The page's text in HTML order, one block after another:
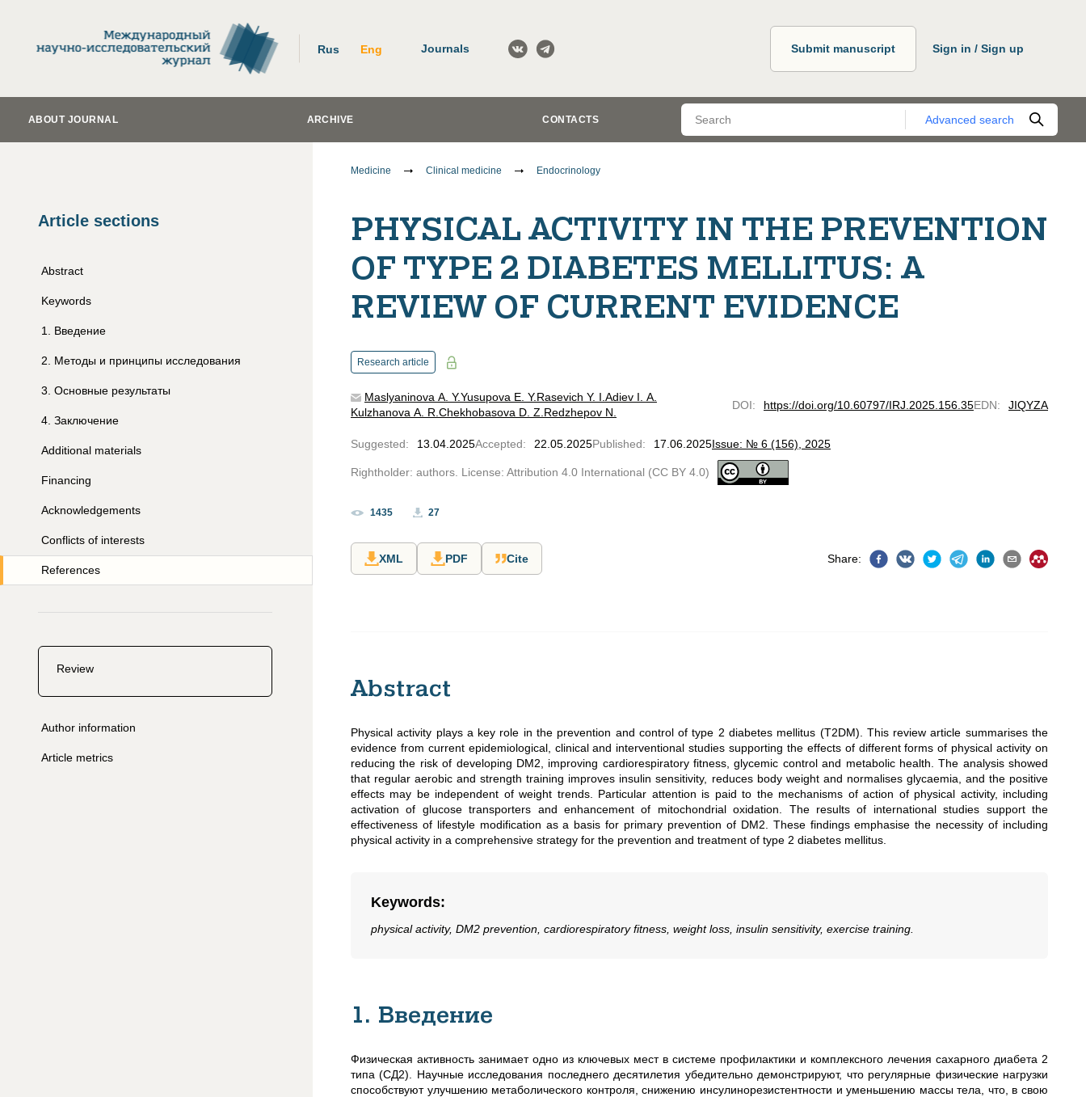
Rus Eng Journals Submit manuscript Sign in / Sign up
ABOUT JOURNAL ARCHIVE CONTACTS Advanced search
Article sections
Abstract
Keywords
1 Введение
2 Методы и принципы исследования
3 Основные результаты
4 Заключение
Additional materials
Financing
Acknowledgements
Conflicts of interests
References
Review
Author information
Article metrics
Medicine Clinical medicine Endocrinology
PHYSICAL ACTIVITY IN THE PREVENTION
OF TYPE 2 DIABETES MELLITUS: A
REVIEW OF CURRENT EVIDENCE
Research article
Maslyaninova A. Y.Yusupova E. Y.Rasevich Y. I. Adiev I. A.
Kulzhanova A. R. Chekhobasova D. Z. Redzhepov N.
DOI: https://doi.org/10.60797/IRJ.2025.156.35EDN: JIQYZA
Suggested: 13.04.2025Accepted: 22.05.2025Published: 17.06.2025Issue: № 6 (156), 2025
Rightholder: authors. License: Attribution 4.0 International (CC BY 4.0)
1435 27
XML PDF Cite Share:
Abstract
Physical activity plays a key role in the prevention and control of type 2 diabetes mellitus (T2DM). This review article summarises the
evidence from current epidemiological, clinical and interventional studies supporting the effects of different forms of physical activity on
reducing the risk of developing DM2, improving cardiorespiratory fitness, glycemic control and metabolic health. The analysis showed
that regular aerobic and strength training improves insulin sensitivity, reduces body weight and normalises glycaemia, and the positive
effects may be independent of weight trends. Particular attention is paid to the mechanisms of action of physical activity, including
activation of glucose transporters and enhancement of mitochondrial oxidation. The results of international studies support the
effectiveness of lifestyle modification as a basis for primary prevention of DM2. These findings emphasise the necessity of including
physical activity in a comprehensive strategy for the prevention and treatment of type 2 diabetes mellitus.
Keywords:
physical activity, DM2 prevention, cardiorespiratory fitness, weight loss, insulin sensitivity, exercise training.
1. Введение
Физическая активность занимает одно из ключевых мест в системе профилактики и комплексного лечения сахарного диабета 2
типа (СД2). Научные исследования последнего десятилетия убедительно демонстрируют, что регулярные физические нагрузки
способствуют улучшению метаболического контроля, снижению инсулинорезистентности и уменьшению массы тела, что, в свою